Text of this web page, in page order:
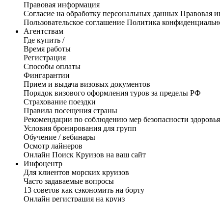
Правовая информация
Согласие на обработку персональных данных Правовая
Пользовательское соглашение Политика
Агентствам
Где купить /
Время работы
Регистрация
Способы оплаты
Фингарантии
Прием и выдача визовых документов
Порядок визового оформления туров за пределы РФ
Страхование поездки
Правила посещения страны
Рекомендации по соблюдению мер безопасности
Условия бронирования для групп
Обучение / вебинары
Осмотр лайнеров
Онлайн Поиск Круизов на ваш сайт
Инфоцентр
Для клиентов морских круизов
Часто задаваемые вопросы
13 советов как сэкономить на борту
Онлайн регистрация на круиз